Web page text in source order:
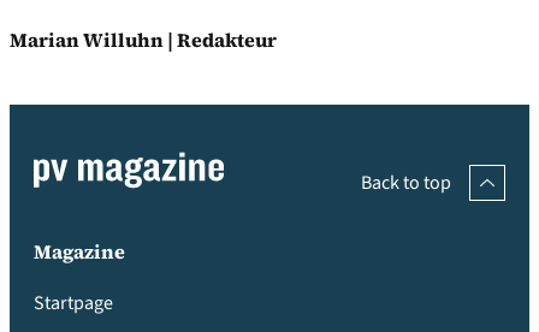
Marian Willuhn | Redakteur
Back to top
Magazine
Startpage